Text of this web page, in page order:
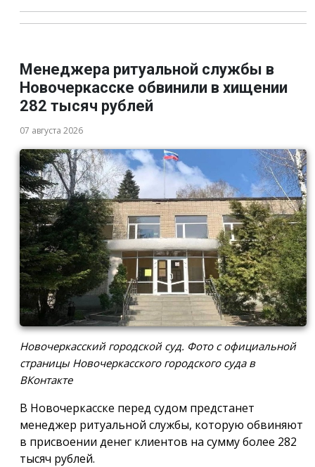
Менеджера ритуальной службы в
Новочеркасске обвинили в хищении
282 тысяч рублей
07 августа 2026
Новочеркасский городской суд. Фото с официальной
страницы Новочеркасского городского суда в
ВКонтакте
В Новочеркасске перед судом предстанет
менеджер ритуальной службы, которую обвиняют
в присвоении денег клиентов на сумму более 282
тысяч рублей.